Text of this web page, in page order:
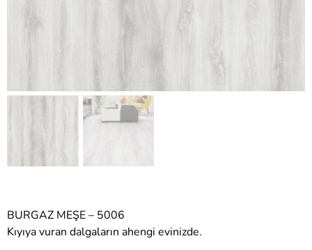
BURGAZ MEŞE – 5006
Kıyıya vuran dalgaların ahengi evinizde.